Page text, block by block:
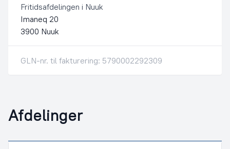
Fritidsafdelingen i Nuuk
Imaneq 20
3900 Nuuk
GLN-nr. til fakturering: 5790002292309
Afdelinger